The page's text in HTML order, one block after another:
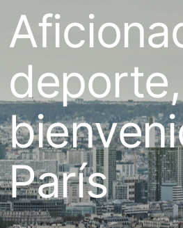
deporte,
París